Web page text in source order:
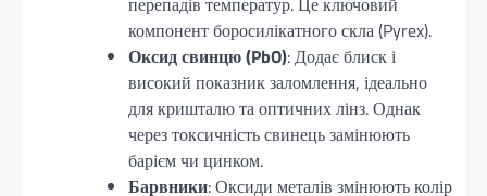
компонент боросилікатного скла (Pyrex).
Оксид свинцю (PbO): Додає блиск і
високий показник заломлення, ідеально
для кришталю та оптичних лінз. Однак
через токсичність свинець замінюють
барієм чи цинком.
Барвники: Оксиди металів змінюють колір